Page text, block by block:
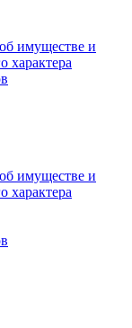
имуществе и
характера
имуществе и
характера